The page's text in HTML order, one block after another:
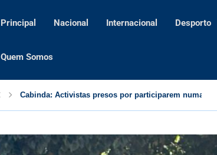
Principal Nacional Internacional Desporto
Quem Somos
Angola defende acção conjunta na promoção do